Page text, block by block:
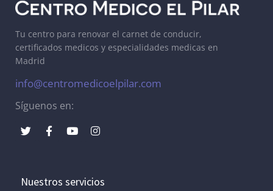
Tu centro para renovar el carnet de conducir,
certificados medicos y especialidades medicas en
Madrid
info@centromedicoelpilar.com
Síguenos en:
Nuestros servicios